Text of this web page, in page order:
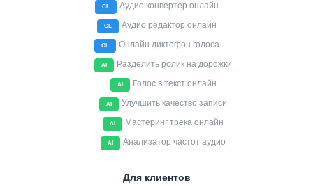
CL Аудио конвертер онлайн
CL Аудио редактор онлайн
CL Онлайн диктофон голоса
AI Разделить ролик на дорожки
AI Голос в текст онлайн
AI Улучшить качество записи
AI Мастеринг трека онлайн
AI Анализатор частот аудио
Для клиентов